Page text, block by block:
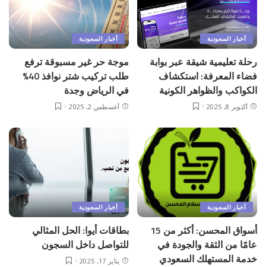
أخبار السعودية
رحلة تعليمية شيقة عبر بوابة
فضاء المعرفة: استكشاف
الكواكب والظواهر الكونية
أكتوبر 8, 2025
أخبار السعودية
موجة حر غير مسبوقة ترفع
طلب تركيب شتر نوافذ 40%
في الرياض وجدة
أغسطس 2, 2025
أخبار السعودية
أسواق المحسن: أكثر من 15
عامًا من الثقة والجودة في
خدمة المستهلك السعودي
أخبار السعودية
بطاقات أيوا: الحل المثالي
للتواصل داخل السجون
يناير 17, 2025